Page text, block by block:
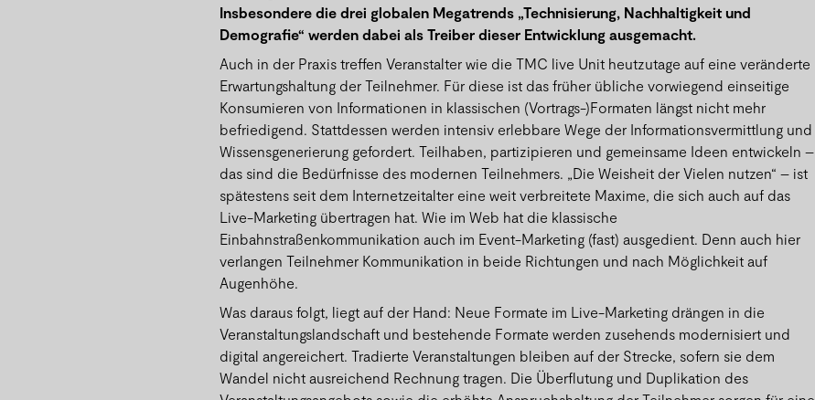
Insbesondere die drei globalen Megatrends „Technisierung, Nachhaltigkeit und
Demografie“ werden dabei als Treiber dieser Entwicklung ausgemacht.
Auch in der Praxis treffen Veranstalter wie die TMC live Unit heutzutage auf eine veränderte
Erwartungshaltung der Teilnehmer. Für diese ist das früher übliche vorwiegend einseitige
Konsumieren von Informationen in klassischen (Vortrags-)Formaten längst nicht mehr
befriedigend. Stattdessen werden intensiv erlebbare Wege der Informationsvermittlung und
Wissensgenerierung gefordert. Teilhaben, partizipieren und gemeinsame Ideen entwickeln –
das sind die Bedürfnisse des modernen Teilnehmers. „Die Weisheit der Vielen nutzen“ – ist
spätestens seit dem Internetzeitalter eine weit verbreitete Maxime, die sich auch auf das
Live-Marketing übertragen hat. Wie im Web hat die klassische
Einbahnstraßenkommunikation auch im Event-Marketing (fast) ausgedient. Denn auch hier
verlangen Teilnehmer Kommunikation in beide Richtungen und nach Möglichkeit auf
Augenhöhe.
Was daraus folgt, liegt auf der Hand: Neue Formate im Live-Marketing drängen in die
Veranstaltungslandschaft und bestehende Formate werden zusehends modernisiert und
digital angereichert. Tradierte Veranstaltungen bleiben auf der Strecke, sofern sie dem
Wandel nicht ausreichend Rechnung tragen. Die Überflutung und Duplikation des